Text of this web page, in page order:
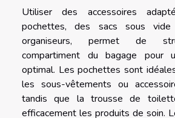
Utiliser des accessoires
pochettes, des sacs sous
organiseurs, permet de
compartiment du bagage pour
optimal. Les pochettes sont
les sous-vêtements ou
tandis que la trousse de
efficacement les produits de soin.